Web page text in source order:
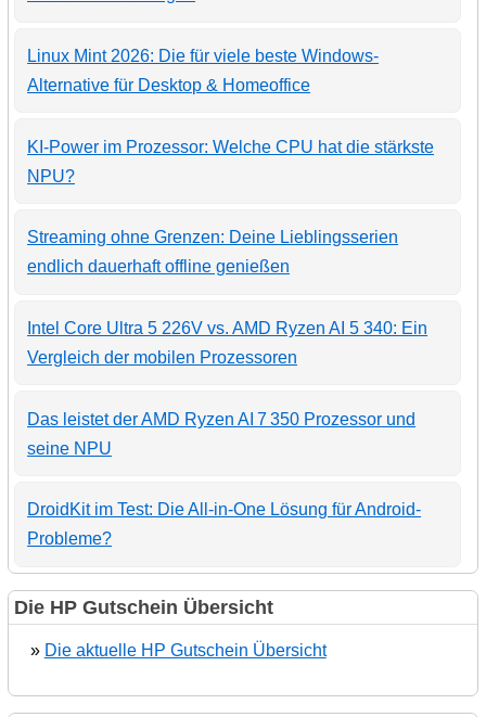
Linux Mint 2026: Die für viele beste Windows-
Alternative für Desktop & Homeoffice
KI-Power im Prozessor: Welche CPU hat die stärkste
NPU?
Streaming ohne Grenzen: Deine Lieblingsserien
endlich dauerhaft offline genießen
Intel Core Ultra 5 226V vs. AMD Ryzen AI 5 340: Ein
Vergleich der mobilen Prozessoren
Das leistet der AMD Ryzen AI 7 350 Prozessor und
seine NPU
DroidKit im Test: Die All-in-One Lösung für Android-
Probleme?
Die HP Gutschein Übersicht
» Die aktuelle HP Gutschein Übersicht